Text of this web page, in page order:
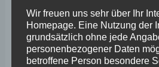
fatal, im Vertrauen auf das
Friedens“ die Anstrengungen zur
Ukraine in ihrem Kampf gegen
Wir freuen uns sehr über Ihr
Homepage. Eine Nutzung der
grundsätzlich ohne jede
personenbezogener Daten
betroffene Person besondere